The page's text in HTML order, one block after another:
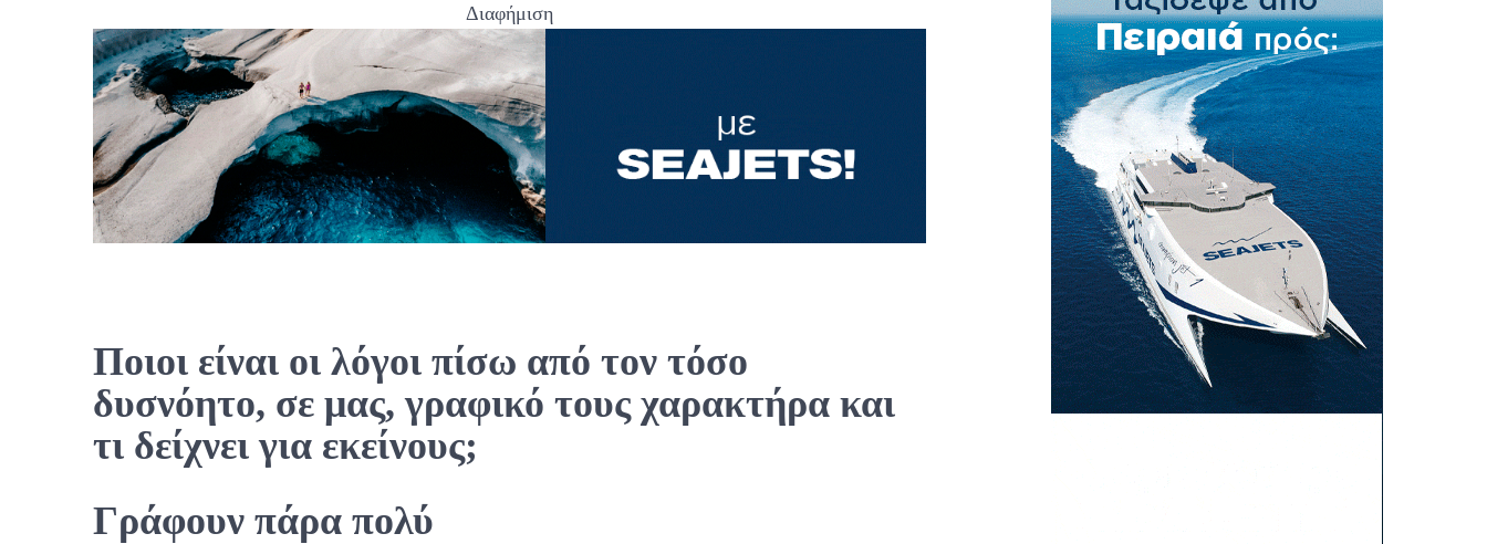
Διαφήμιση
Ποιοι είναι οι λόγοι πίσω από τον τόσο
δυσνόητο, σε μας, γραφικό τους χαρακτήρα και
τι δείχνει για εκείνους;
Γράφουν πάρα πολύ